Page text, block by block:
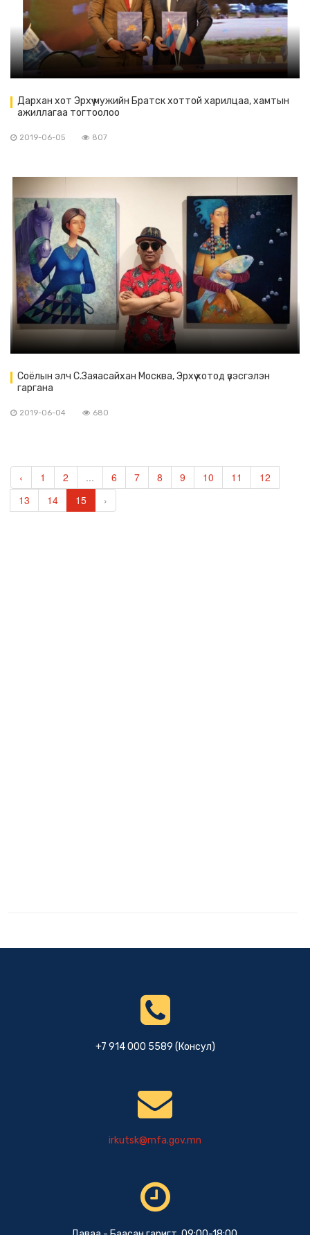
Дархан хот Эрхүү мужийн Братск хоттой харилцаа, хамтын
ажиллагаа тогтоолоо
2019-06-05 807
Соёлын элч С.Заяасайхан Москва, Эрхүү хотод үзэсгэлэн
гаргана
2019-06-04 680
‹ 1 2 ... 6 7 8 9 10 11
12
13
14 15 ›
+7 914 000 5589 (Консул)
irkutsk@mfa.gov.mn